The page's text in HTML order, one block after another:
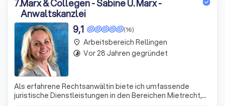
7.Marx & Collegen - Sabine U. Marx -
Anwaltskanzlei
(16)
9,1
Als erfahrene Rechtsanwältin biete ich umfassende
juristische Dienstleistungen in den Bereichen Mietrecht,
place Arbeitsbereich Rellingen
timelapse Vor 28 Jahren gegründet